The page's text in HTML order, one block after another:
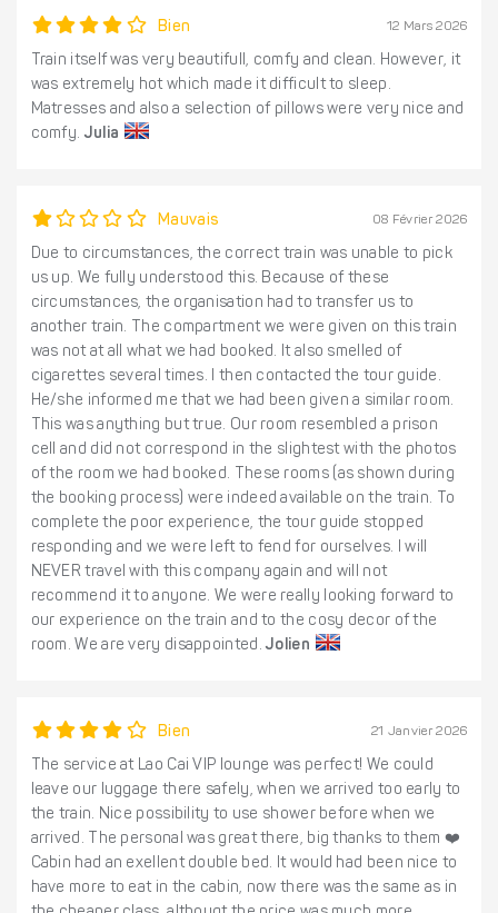
Bien 12 Mars 2026
Train itself was very beautifull, comfy and clean. However, it
was extremely hot which made it difficult to sleep.
Matresses and also a selection of pillows were very nice and
comfy. Julia
Mauvais 08 Février 2026
Due to circumstances, the correct train was unable to pick
us up. We fully understood this. Because of these
circumstances, the organisation had to transfer us to
another train. The compartment we were given on this train
was not at all what we had booked. It also smelled of
cigarettes several times. I then contacted the tour guide.
He/she informed me that we had been given a similar room.
This was anything but true. Our room resembled a prison
cell and did not correspond in the slightest with the photos
of the room we had booked. These rooms (as shown during
the booking process) were indeed available on the train. To
complete the poor experience, the tour guide stopped
responding and we were left to fend for ourselves. I will
NEVER travel with this company again and will not
recommend it to anyone. We were really looking forward to
our experience on the train and to the cosy decor of the
room. We are very disappointed.Jolien
Bien 21 Janvier 2026
The service at Lao Cai VIP lounge was perfect! We could
leave our luggage there safely, when we arrived too early to
the train. Nice possibility to use shower before when we
arrived. The personal was great there, big thanks to them ❤️
Cabin had an exellent double bed. It would had been nice to
have more to eat in the cabin, now there was the same as in